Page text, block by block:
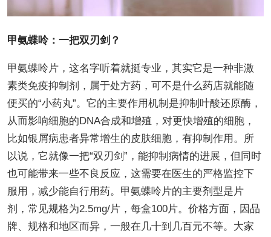
甲氨蝶呤：一把双刃剑？
甲氨蝶呤片，这名字听着就挺专业，其实它是一种非激
素类免疫抑制剂，属于处方药，可不是什么药店就能随
便买的“小药丸”。它的主要作用机制是抑制叶酸还原酶，
从而影响细胞的DNA合成和增殖，对更快增殖的细胞，
比如银屑病患者异常增生的皮肤细胞，有抑制作用。所
以说，它就像一把“双刃剑”，能抑制病情的进展，但同时
也可能带来一些不良反应，这需要在医生的严格监控下
服用，减少能自行用药。甲氨蝶呤片的主要剂型是片
剂，常见规格为2.5mg/片，每盒100片。价格方面，因品
牌、规格和地区而异，一般在几十到几百元不等。大家